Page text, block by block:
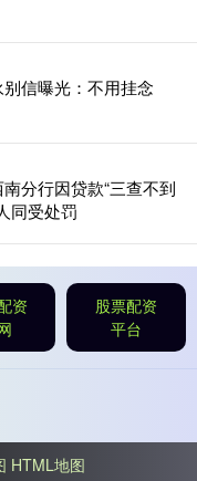
信曝光：不用挂念
分行因贷款“三查不到
同受处罚
资
股票配资
平台
HTML地图